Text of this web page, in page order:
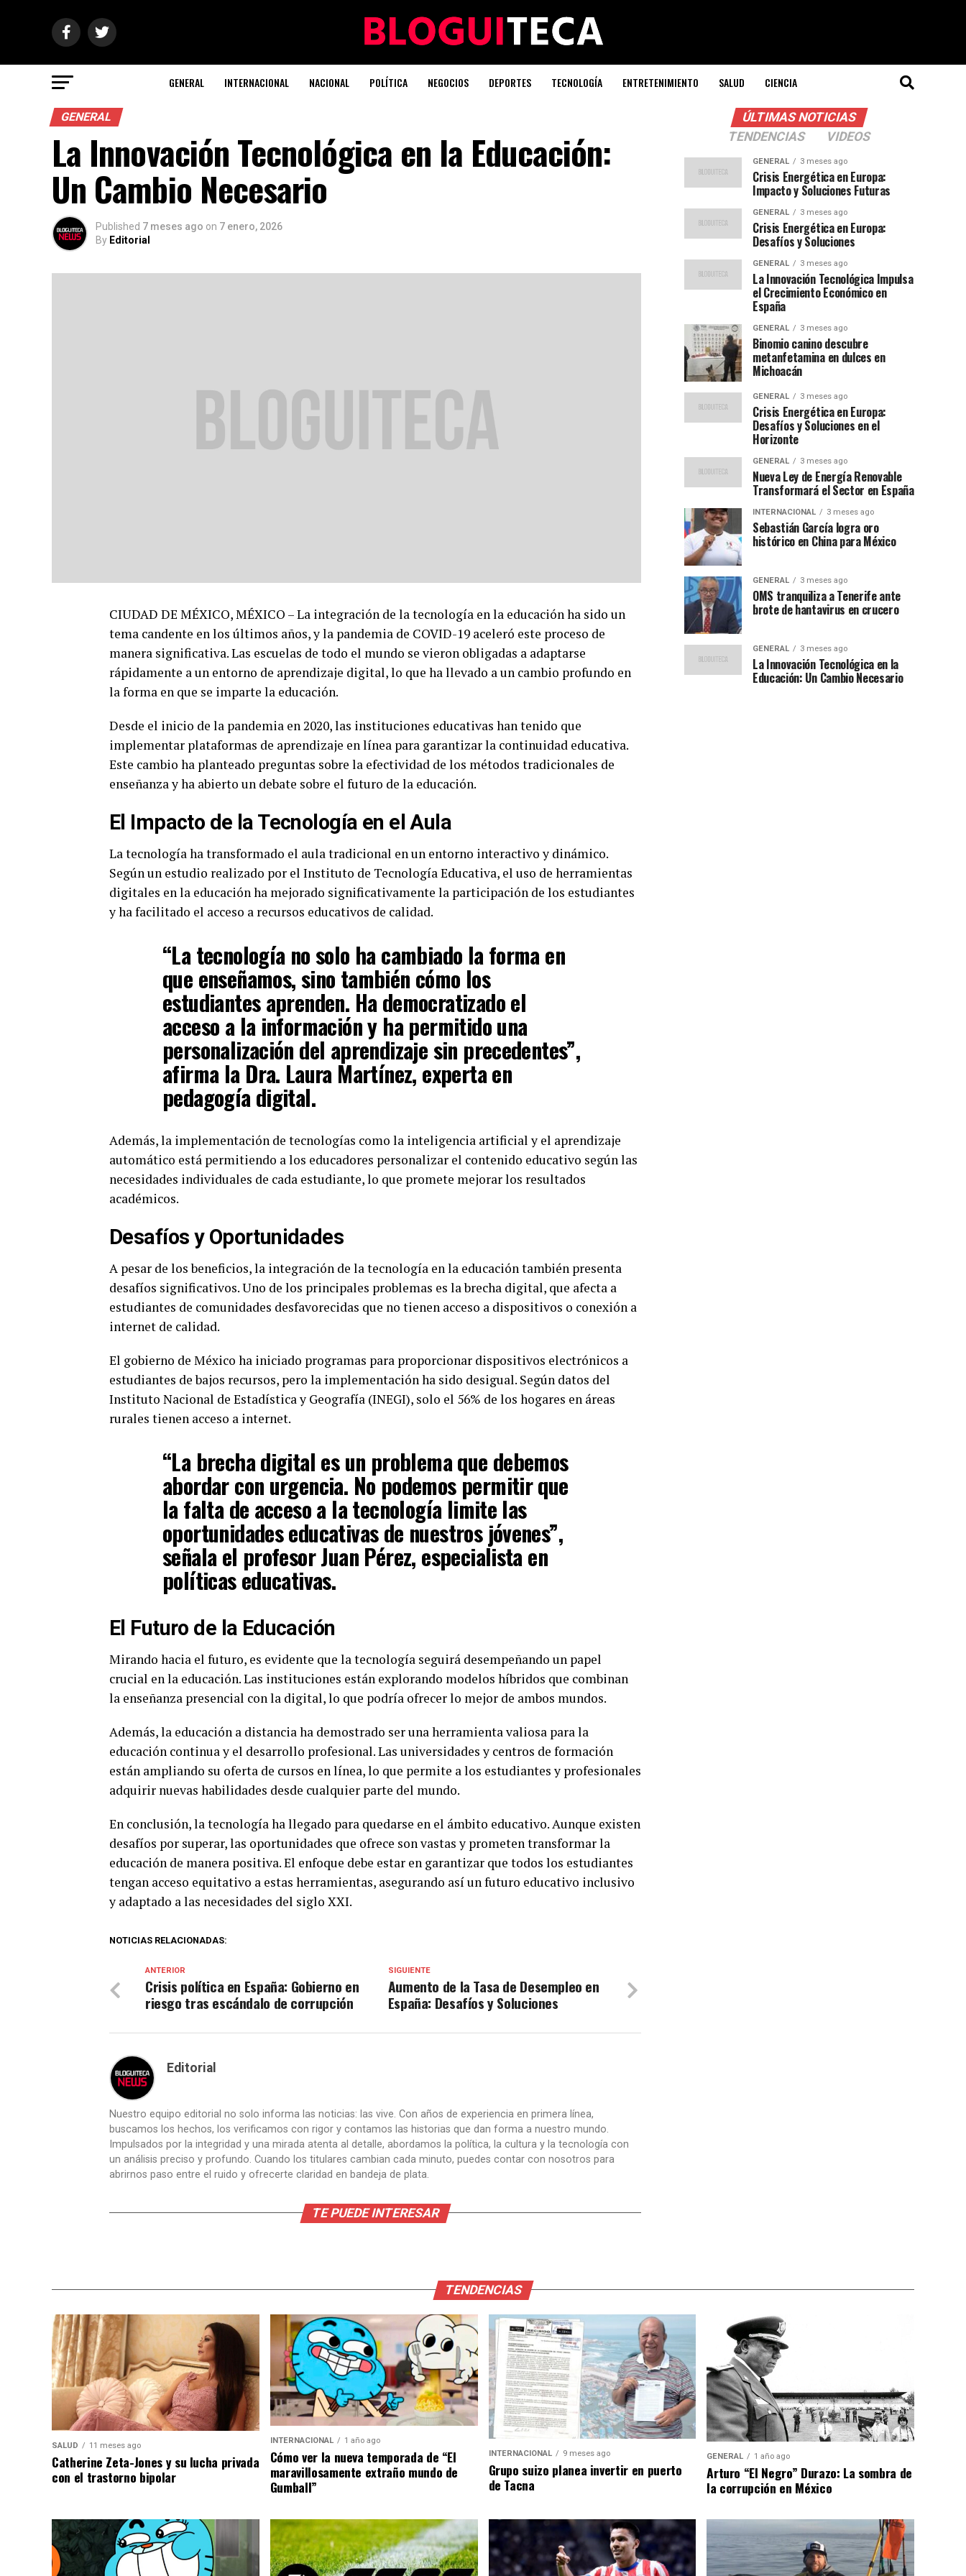
GENERAL INTERNACIONAL NACIONAL POLÍTICA NEGOCIOS DEPORTES TECNOLOGÍA ENTRETENIMIENTO SALUD CIENCIA
GENERAL
La Innovación Tecnológica en la Educación:
Un Cambio Necesario
Published 7 meses ago on 7 enero, 2026
By Editorial
CIUDAD DE MÉXICO, MÉXICO – La integración de la tecnología en la educación ha sido un
tema candente en los últimos años, y la pandemia de COVID-19 aceleró este proceso de
manera significativa. Las escuelas de todo el mundo se vieron obligadas a adaptarse
rápidamente a un entorno de aprendizaje digital, lo que ha llevado a un cambio profundo en
la forma en que se imparte la educación.
Desde el inicio de la pandemia en 2020, las instituciones educativas han tenido que
implementar plataformas de aprendizaje en línea para garantizar la continuidad educativa.
Este cambio ha planteado preguntas sobre la efectividad de los métodos tradicionales de
enseñanza y ha abierto un debate sobre el futuro de la educación.
El Impacto de la Tecnología en el Aula
La tecnología ha transformado el aula tradicional en un entorno interactivo y dinámico.
Según un estudio realizado por el Instituto de Tecnología Educativa, el uso de herramientas
digitales en la educación ha mejorado significativamente la participación de los estudiantes
y ha facilitado el acceso a recursos educativos de calidad.
“La tecnología no solo ha cambiado la forma en
que enseñamos, sino también cómo los
estudiantes aprenden. Ha democratizado el
acceso a la información y ha permitido una
personalización del aprendizaje sin precedentes”,
afirma la Dra. Laura Martínez, experta en
pedagogía digital.
Además, la implementación de tecnologías como la inteligencia artificial y el aprendizaje
automático está permitiendo a los educadores personalizar el contenido educativo según las
necesidades individuales de cada estudiante, lo que promete mejorar los resultados
académicos.
Desafíos y Oportunidades
A pesar de los beneficios, la integración de la tecnología en la educación también presenta
desafíos significativos. Uno de los principales problemas es la brecha digital, que afecta a
estudiantes de comunidades desfavorecidas que no tienen acceso a dispositivos o conexión a
internet de calidad.
El gobierno de México ha iniciado programas para proporcionar dispositivos electrónicos a
estudiantes de bajos recursos, pero la implementación ha sido desigual. Según datos del
Instituto Nacional de Estadística y Geografía (INEGI), solo el 56% de los hogares en áreas
rurales tienen acceso a internet.
“La brecha digital es un problema que debemos
abordar con urgencia. No podemos permitir que
la falta de acceso a la tecnología limite las
oportunidades educativas de nuestros jóvenes”,
señala el profesor Juan Pérez, especialista en
políticas educativas.
El Futuro de la Educación
Mirando hacia el futuro, es evidente que la tecnología seguirá desempeñando un papel
crucial en la educación. Las instituciones están explorando modelos híbridos que combinan
la enseñanza presencial con la digital, lo que podría ofrecer lo mejor de ambos mundos.
Además, la educación a distancia ha demostrado ser una herramienta valiosa para la
educación continua y el desarrollo profesional. Las universidades y centros de formación
están ampliando su oferta de cursos en línea, lo que permite a los estudiantes y profesionales
adquirir nuevas habilidades desde cualquier parte del mundo.
En conclusión, la tecnología ha llegado para quedarse en el ámbito educativo. Aunque existen
desafíos por superar, las oportunidades que ofrece son vastas y prometen transformar la
educación de manera positiva. El enfoque debe estar en garantizar que todos los estudiantes
tengan acceso equitativo a estas herramientas, asegurando así un futuro educativo inclusivo
y adaptado a las necesidades del siglo XXI.
NOTICIAS RELACIONADAS:
SIGUIENTE
Aumento de la Tasa de Desempleo en
España: Desafíos y Soluciones
ANTERIOR
Crisis política en España: Gobierno en
riesgo tras escándalo de corrupción
Editorial
Nuestro equipo editorial no solo informa las noticias: las vive. Con años de experiencia en primera línea,
buscamos los hechos, los verificamos con rigor y contamos las historias que dan forma a nuestro mundo.
Impulsados por la integridad y una mirada atenta al detalle, abordamos la política, la cultura y la tecnología con
un análisis preciso y profundo. Cuando los titulares cambian cada minuto, puedes contar con nosotros para
abrirnos paso entre el ruido y ofrecerte claridad en bandeja de plata.
TE PUEDE INTERESAR
ÚLTIMAS NOTICIAS
TENDENCIAS
VIDEOS
GENERAL 3 meses ago
Crisis Energética en Europa:
Impacto y Soluciones Futuras
GENERAL 3 meses ago
Crisis Energética en Europa:
Desafíos y Soluciones
GENERAL 3 meses ago
La Innovación Tecnológica Impulsa
el Crecimiento Económico en
España
GENERAL 3 meses ago
Binomio canino descubre
metanfetamina en dulces en
Michoacán
GENERAL 3 meses ago
Crisis Energética en Europa:
Desafíos y Soluciones en el
Horizonte
GENERAL 3 meses ago
Nueva Ley de Energía Renovable
Transformará el Sector en España
INTERNACIONAL 3 meses ago
Sebastián García logra oro
histórico en China para México
GENERAL 3 meses ago
OMS tranquiliza a Tenerife ante
brote de hantavirus en crucero
GENERAL 3 meses ago
La Innovación Tecnológica en la
Educación: Un Cambio Necesario
TENDENCIAS
SALUD 11 meses ago
Catherine Zeta-Jones y su lucha privada
con el trastorno bipolar
INTERNACIONAL 1 año ago
Cómo ver la nueva temporada de “El
maravillosamente extraño mundo de
Gumball”
INTERNACIONAL 9 meses ago
Grupo suizo planea invertir en puerto
de Tacna
GENERAL 1 año ago
Arturo “El Negro” Durazo: La sombra de
la corrupción en México